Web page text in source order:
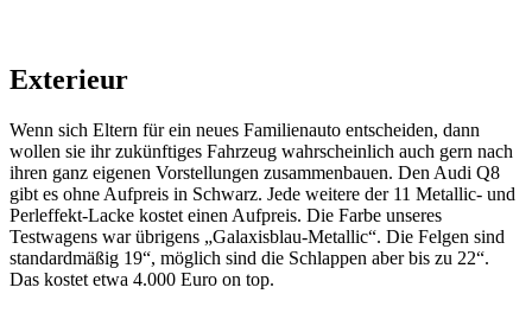
Exterieur
Wenn sich Eltern für ein neues Familienauto entscheiden, dann
wollen sie ihr zukünftiges Fahrzeug wahrscheinlich auch gern nach
ihren ganz eigenen Vorstellungen zusammenbauen. Den Audi Q8
gibt es ohne Aufpreis in Schwarz. Jede weitere der 11 Metallic- und
Perleffekt-Lacke kostet einen Aufpreis. Die Farbe unseres
Testwagens war übrigens „Galaxisblau-Metallic“. Die Felgen sind
standardmäßig 19“, möglich sind die Schlappen aber bis zu 22“.
Das kostet etwa 4.000 Euro on top.